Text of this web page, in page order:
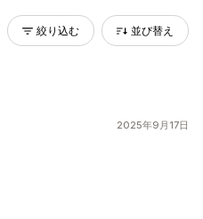
絞り込む 並び替え
2025年9月17日